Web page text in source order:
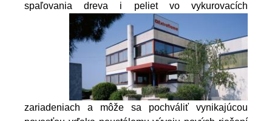
spaľovania dreva i peliet vo vykurovacích
zariadeniach a môže sa pochváliť vynikajúcou